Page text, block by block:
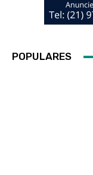
POPULARES